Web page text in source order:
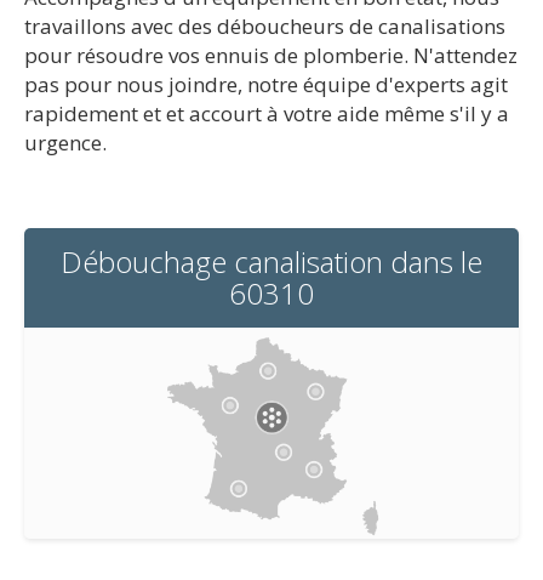
travaillons avec des déboucheurs de canalisations
pour résoudre vos ennuis de plomberie. N'attendez
pas pour nous joindre, notre équipe d'experts agit
rapidement et et accourt à votre aide même s'il y a
urgence.
Débouchage canalisation dans le
60310